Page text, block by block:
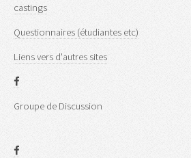
castings
Questionnaires (étudiantes etc)
Liens vers d'autres sites
Groupe de Discussion